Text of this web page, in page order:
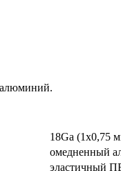
18Ga (1x0,75
омедненный
эластичный